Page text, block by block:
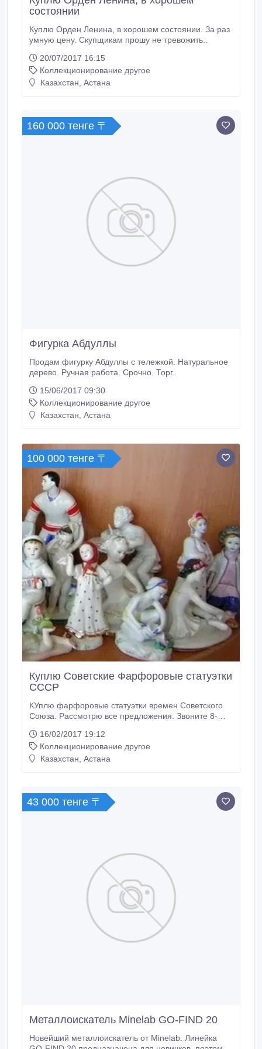
состоянии
Куплю Орден Ленина, в хорошем состоянии. За раз
умную цену. Скупщикам прошу не тревожить..
20/07/2017 16:15
Коллекционирование другое
Казахстан, Астана
160 000 тенге 〒
Фигурка Абдуллы
Продам фигурку Абдуллы с тележкой. Натуральное
дерево. Ручная работа. Срочно. Торг..
15/06/2017 09:30
Коллекционирование другое
Казахстан, Астана
100 000 тенге 〒
Куплю Советские Фарфоровые статуэтки
СССР
КУплю фарфоровые статуэтки времен Советского
Союза. Рассмотрю все предложения. Звоните 8-
16/02/2017 19:12
Коллекционирование другое
Казахстан, Астана
43 000 тенге 〒
Металлоискатель Minelab GO-FIND 20
Новейший металлоискатель от Minelab. Линейка